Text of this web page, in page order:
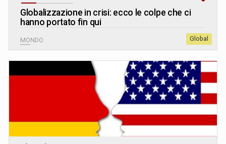
Globalizzazione in crisi: ecco le colpe che ci
hanno portato fin qui
MONDO Global